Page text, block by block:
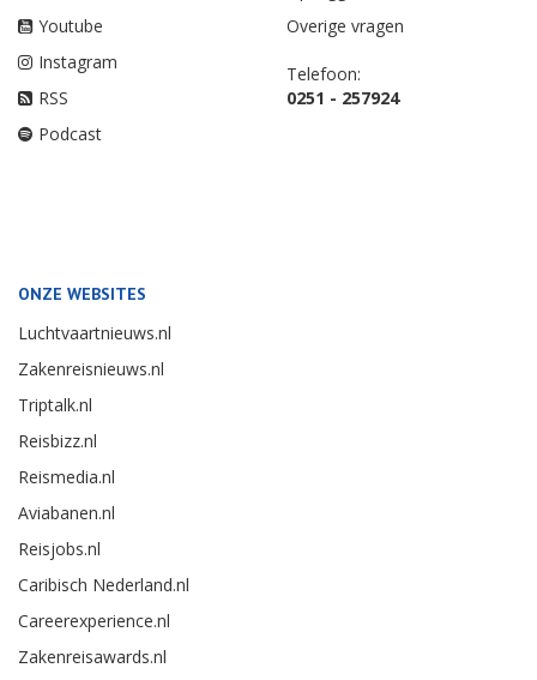
Youtube
Instagram
RSS
Podcast
Overige vragen
Telefoon:
0251 - 257924
ONZE WEBSITES
Luchtvaartnieuws.nl
Zakenreisnieuws.nl
Triptalk.nl
Reisbizz.nl
Reismedia.nl
Aviabanen.nl
Reisjobs.nl
Caribisch Nederland.nl
Careerexperience.nl
Zakenreisawards.nl